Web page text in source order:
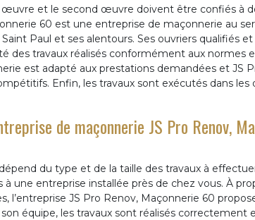
œuvre et le second œuvre doivent être confiés à
60 est une entreprise de maçonnerie au
Paul et ses alentours. Ses ouvriers qualifiés et
des travaux réalisés conformément aux normes
est adapté aux prestations demandées et JS
Enfin, les travaux sont exécutés dans les
de maçonnerie JS Pro Renov,
du type et de la taille des travaux à
une entreprise installée près de chez vous. À
l’entreprise JS Pro Renov, Maçonnerie 60
équipe, les travaux sont réalisés correctement